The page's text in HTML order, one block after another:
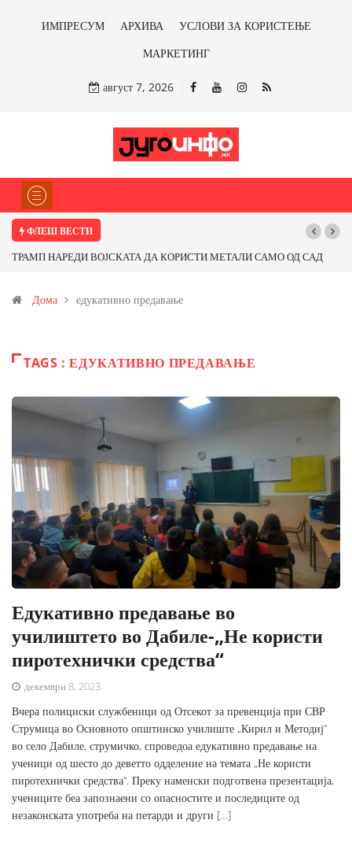
ИМПРЕСУМ АРХИВА
УСЛОВИ ЗА КОРИСТЕЊЕ
МАРКЕТИНГ
август 7, 2026
ФЛЕШ ВЕСТИ
ТРАМП НАРЕДИ ВОЈСКАТА ДА КОРИСТИ МЕТАЛИ САМО ОД САД
Иловица и со антимонот?
Дома едукативно предавање
TAGS : ЕДУКАТИВНО ПРЕДАВАЊЕ
Едукативно предавање во
училиштето во Дабиле-„Не користи
пиротехнички средства“
декември 8, 2023
Вчера полициски службеници од Отсекот за превенција при СВР
Струмица во Основното општинско училиште „Кирил и Методиј“
во село Дабиле, струмичко, спроведоа едукативно предавање на
ученици од шесто до деветто одделение на темата „Не користи
пиротехнички средства“. Преку наменски подготвена презентација,
учениците беа запознаени со опасностите и последиците од
незаконската употреба на петарди и други […]